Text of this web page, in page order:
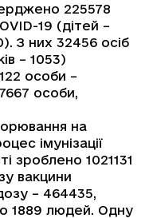
225578
19 (дітей –
З них 32456 осіб
– 1053)
особи –
особи,
на
імунізації
зроблено 1021131
вакцини
– 464435,
1889 людей. Одну